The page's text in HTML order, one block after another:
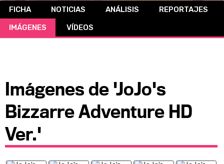
CÓMICS
FICHA NOTICIAS ANÁLISIS
REPORTAJES
IMÁGENES
VÍDEOS
Imágenes de 'JoJo's
Bizzarre Adventure HD
Ver.'